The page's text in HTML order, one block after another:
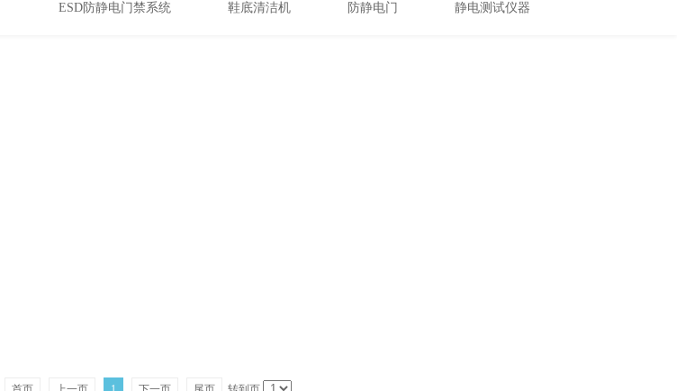
ESD防静电门禁系统 鞋底清洁机 防静电门 静电测试仪器